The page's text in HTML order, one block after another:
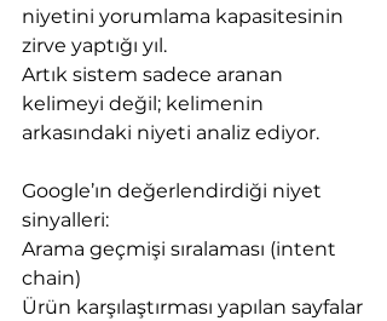
niyetini yorumlama kapasitesinin
zirve yaptığı yıl.
Artık sistem sadece aranan
kelimeyi değil; kelimenin
arkasındaki niyeti analiz ediyor.
Google’ın değerlendirdiği niyet
sinyalleri:
Arama geçmişi sıralaması (intent
chain)
Ürün karşılaştırması yapılan sayfalar